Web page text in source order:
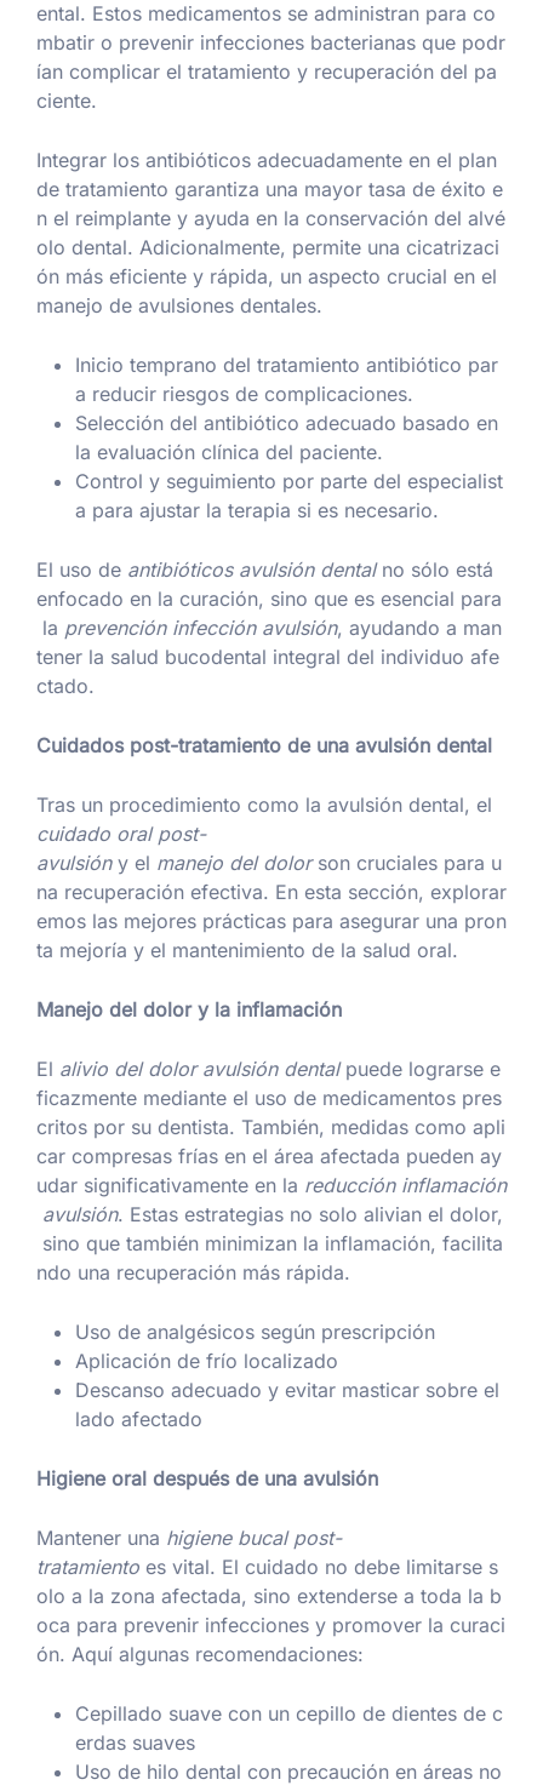
ental. Estos medicamentos se administran para co
mbatir o prevenir infecciones bacterianas que podr
ían complicar el tratamiento y recuperación del pa
ciente.
Integrar los antibióticos adecuadamente en el plan
de tratamiento garantiza una mayor tasa de éxito e
n el reimplante y ayuda en la conservación del alvé
olo dental. Adicionalmente, permite una cicatrizaci
ón más eficiente y rápida, un aspecto crucial en el
manejo de avulsiones dentales.
Inicio temprano del tratamiento antibiótico par
a reducir riesgos de complicaciones.
Selección del antibiótico adecuado basado en
la evaluación clínica del paciente.
Control y seguimiento por parte del especialist
a para ajustar la terapia si es necesario.
El uso de antibióticos avulsión dentalno sólo está
enfocado en la curación, sino que es esencial para
la prevención infección avulsión, ayudando a man
tener la salud bucodental integral del individuo afe
ctado.
Cuidados post-tratamiento de una avulsión dental
Tras un procedimiento como la avulsión dental, el
cuidado oral post-
avulsióny el manejo del dolorson cruciales para u
na recuperación efectiva. En esta sección, explorar
emos las mejores prácticas para asegurar una pron
ta mejoría y el mantenimiento de la salud oral.
Manejo del dolor y la inflamación
El alivio del dolor avulsión dentalpuede lograrse e
ficazmente mediante el uso de medicamentos pres
critos por su dentista. También, medidas como apli
car compresas frías en el área afectada pueden ay
udar significativamente en la reducción inflamación
avulsión. Estas estrategias no solo alivian el dolor,
sino que también minimizan la inflamación, facilita
ndo una recuperación más rápida.
Uso de analgésicos según prescripción
Aplicación de frío localizado
Descanso adecuado y evitar masticar sobre el
lado afectado
Higiene oral después de una avulsión
Mantener una higiene bucal post-
tratamiento es vital. El cuidado no debe limitarse s
olo a la zona afectada, sino extenderse a toda la b
oca para prevenir infecciones y promover la curaci
ón. Aquí algunas recomendaciones:
Cepillado suave con un cepillo de dientes de c
erdas suaves
Uso de hilo dental con precaución en áreas no